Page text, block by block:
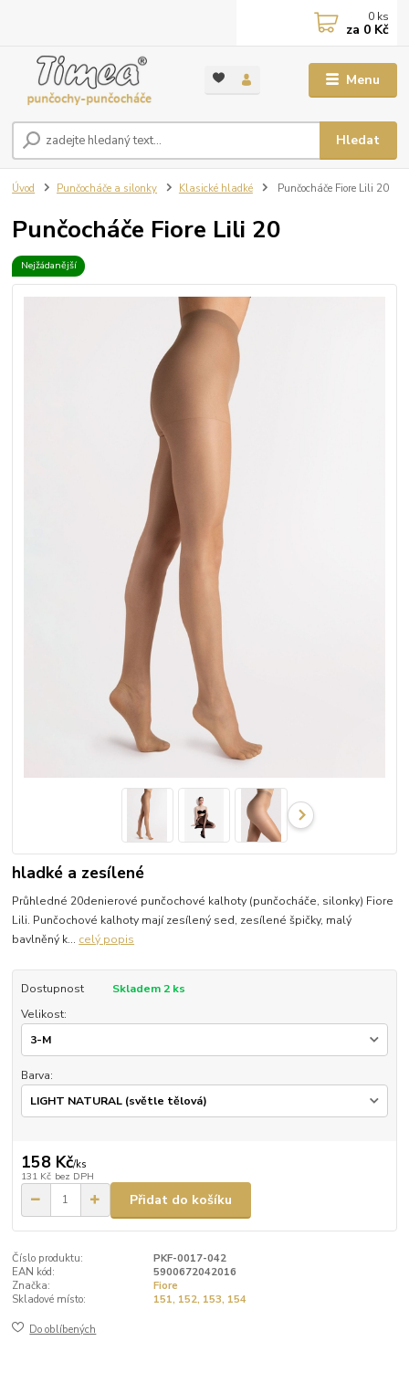
Menu
Hledat
0 ks
za 0 Kč
Úvod Punčocháče a silonky Klasické hladké Punčocháče Fiore Lili 20
Punčocháče Fiore Lili 20
Nejžádanější
hladké a zesílené
Průhledné 20denierové punčochové kalhoty (punčocháče, silonky) Fiore
Lili. Punčochové kalhoty mají zesílený sed, zesílené špičky, malý
bavlněný k... celý popis
Dostupnost
Skladem 2 ks
Velikost:
Barva:
158 Kč/ks
131 Kč bez DPH
Přidat do košíku
Číslo produktu:
PKF-0017-042
EAN kód:
5900672042016
Značka:
Fiore
Skladové místo:
151, 152, 153, 154
Do oblíbených